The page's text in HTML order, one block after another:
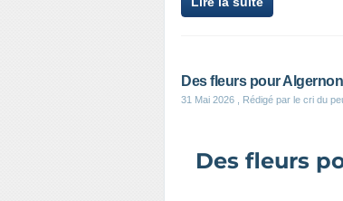
Des fleurs pour
31 Mai 2026 , Rédigé par le cri du
Des fleurs